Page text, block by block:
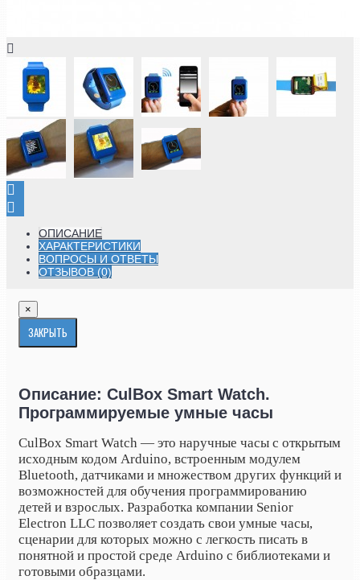
ОПИСАНИЕ
ХАРАКТЕРИСТИКИ
ВОПРОСЫ И ОТВЕТЫ
ОТЗЫВОВ (0)
×
ЗАКРЫТЬ
Описание: CulBox Smart Watch.
Программируемые умные часы
CulBox Smart Watch — это наручные часы с открытым
исходным кодом Arduino, встроенным модулем
Bluetooth, датчиками и множеством других функций и
возможностей для обучения программированию
детей и взрослых. Разработка компании Senior
Electron LLC позволяет создать свои умные часы,
сценарии для которых можно с легкость писать в
понятной и простой среде Arduino с библиотеками и
готовыми образцами.